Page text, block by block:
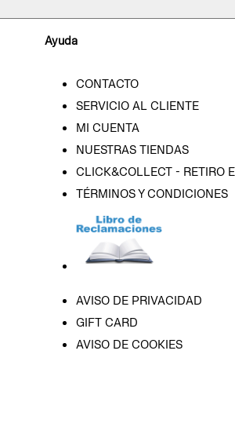
Ayuda
CONTACTO
SERVICIO AL CLIENTE
MI CUENTA
NUESTRAS TIENDAS
CLICK&COLLECT - RETIRO
TÉRMINOS Y CONDICIONES
AVISO DE PRIVACIDAD
GIFT CARD
AVISO DE COOKIES